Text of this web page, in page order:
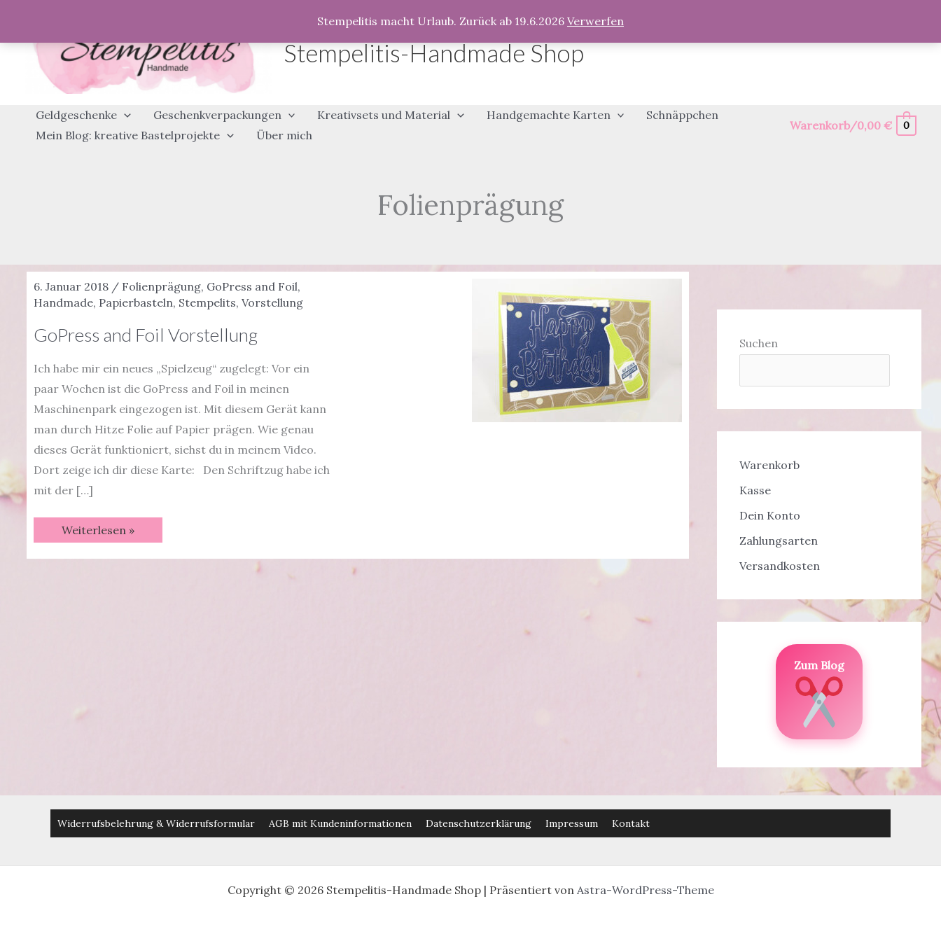
Stempelitis macht Urlaub. Zurück ab 19.6.2026 Verwerfen
springen
Stempelitis-Handmade Shop
Geldgeschenke Geschenkverpackungen Kreativsets und Material Handgemachte Karten
Schnäppchen
Mein Blog: kreative Bastelprojekte
Über mich
Warenkorb/0,00€ 0
Folienprägung
6. Januar 2018 / Folienprägung, GoPress and Foil,
Handmade, Papierbasteln, Stempelits, Vorstellung
GoPress and Foil Vorstellung
Ich habe mir ein neues „Spielzeug“ zugelegt: Vor ein
paar Wochen ist die GoPress and Foil in meinen
Maschinenpark eingezogen ist. Mit diesem Gerät kann
man durch Hitze Folie auf Papier prägen. Wie genau
dieses Gerät funktioniert, siehst du in meinem Video.
Dort zeige ich dir diese Karte: Den Schriftzug habe ich
mit der […]
GoPress
and
Vorstellung
Weiterlesen »
Suchen
Warenkorb
Kasse
Dein Konto
Zahlungsarten
Versandkosten
Zum Blog
Widerrufsbelehrung & Widerrufsformular AGB mit Kundeninformationen Datenschutzerklärung Impressum Kontakt
Copyright © 2026 Stempelitis-Handmade Shop | Präsentiert von Astra-WordPress-Theme